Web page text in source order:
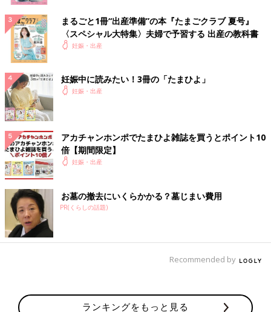
まるごと1冊“出産準備”の本『たまごクラブ 夏号』
〈スペシャル大特集〉夫婦で予習する 出産の教科書
妊娠・出産
妊娠中に読みたい！3冊の「たまひよ」
妊娠・出産
アカチャンホンポでたまひよ雑誌を買うとポイント10
倍【期間限定】
妊娠・出産
お墓の撤去にいくらかかる？墓じまい費用
PR(くらしの話題)
Recommended by
ランキングをもっと見る